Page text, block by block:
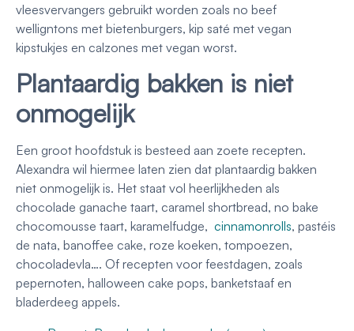
vleesvervangers gebruikt worden zoals no beef
welligntons met bietenburgers, kip saté met vegan
kipstukjes en calzones met vegan worst.
Plantaardig bakken is niet
onmogelijk
Een groot hoofdstuk is besteed aan zoete recepten.
Alexandra wil hiermee laten zien dat plantaardig bakken
niet onmogelijk is. Het staat vol heerlijkheden als
chocolade ganache taart, caramel shortbread, no bake
chocomousse taart, karamelfudge, cinnamonrolls, pastéis
de nata, banoffee cake, roze koeken, tompoezen,
chocoladevla…. Of recepten voor feestdagen, zoals
pepernoten, halloween cake pops, banketstaaf en
bladerdeeg appels.